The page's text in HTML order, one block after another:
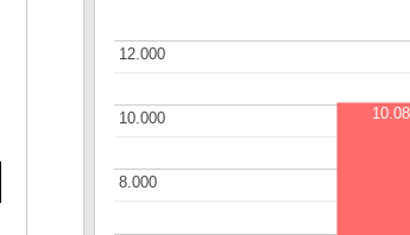
8.000
8.000
10.000
10.000
12.000
12.000